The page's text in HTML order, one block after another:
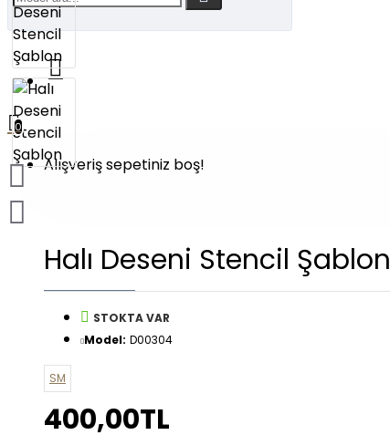
0
Alışveriş sepetiniz boş!
Halı Deseni Stencil Şablon
STOKTA VAR
Model: D00304
SM
400,00TL